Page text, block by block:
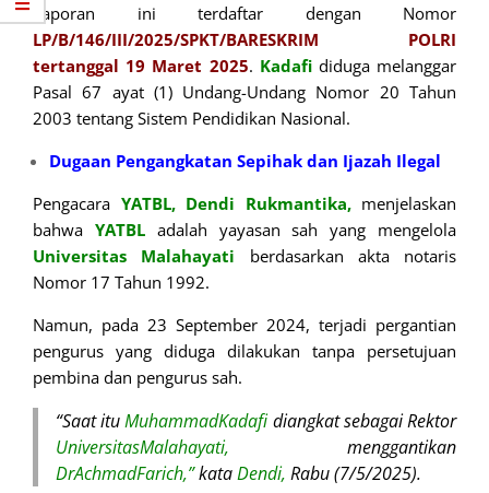
Laporan ini terdaftar dengan Nomor
LP/B/146/III/2025/SPKT/BARESKRIM POLRI
tertanggal 19 Maret 2025. Kadafididuga melanggar
Pasal 67 ayat (1) Undang-Undang Nomor 20 Tahun
2003 tentang Sistem Pendidikan Nasional.
Dugaan Pengangkatan Sepihak dan Ijazah Ilegal
Pengacara YATBL, Dendi Rukmantika,menjelaskan
bahwa YATBLadalah yayasan sah yang mengelola
Universitas Malahayati berdasarkan akta notaris
Nomor 17 Tahun 1992.
Namun, pada 23 September 2024, terjadi pergantian
pengurus yang diduga dilakukan tanpa persetujuan
pembina dan pengurus sah.
“Saat ituMuhammadKadafidiangkat sebagai Rektor
UniversitasMalahayati, menggantikan
DrAchmadFarich,”kataDendi, Rabu (7/5/2025).